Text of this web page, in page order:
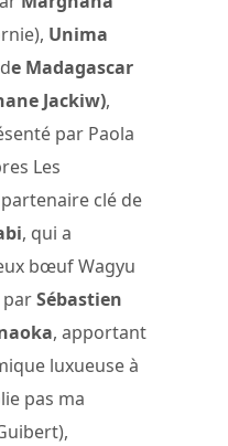
Unima
e Madagascar
Jackiw),
par Paola
Les
clé de
, qui a
bœuf Wagyu
parSébastien
, apportant
luxueuse à
pas ma